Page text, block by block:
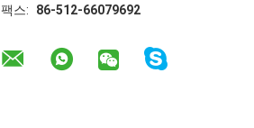
팩스:
86-512-66079692